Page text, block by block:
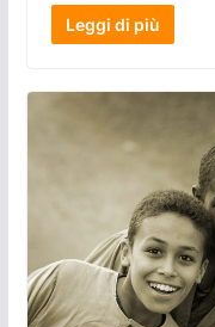
Leggi di più